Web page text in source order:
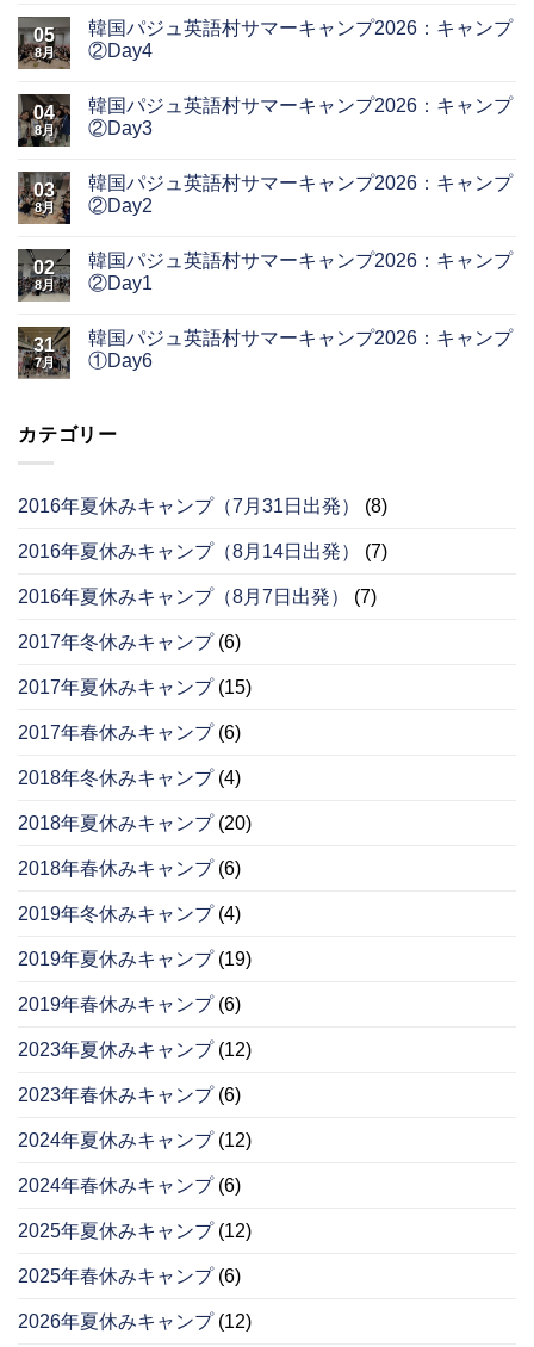
05
8月
韓国パジュ英語村サマーキャンプ2026：キャンプ
②Day4
04
8月
韓国パジュ英語村サマーキャンプ2026：キャンプ
②Day3
03
8月
韓国パジュ英語村サマーキャンプ2026：キャンプ
②Day2
02
8月
韓国パジュ英語村サマーキャンプ2026：キャンプ
②Day1
31
7月
韓国パジュ英語村サマーキャンプ2026：キャンプ
①Day6
カテゴリー
2016年夏休みキャンプ（7月31日出発） (8)
2016年夏休みキャンプ（8月14日出発） (7)
2016年夏休みキャンプ（8月7日出発） (7)
2017年冬休みキャンプ(6)
2017年夏休みキャンプ(15)
2017年春休みキャンプ(6)
2018年冬休みキャンプ(4)
2018年夏休みキャンプ(20)
2018年春休みキャンプ(6)
2019年冬休みキャンプ(4)
2019年夏休みキャンプ(19)
2019年春休みキャンプ(6)
2023年夏休みキャンプ(12)
2023年春休みキャンプ(6)
2024年夏休みキャンプ(12)
2024年春休みキャンプ(6)
2025年夏休みキャンプ(12)
2025年春休みキャンプ(6)
2026年夏休みキャンプ(12)